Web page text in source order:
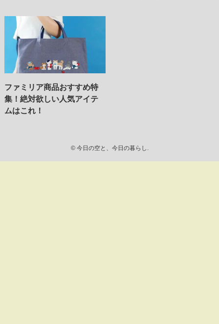
ファミリア商品おすすめ特
集！絶対欲しい人気アイテ
ムはこれ！
©今日の空と、今日の暮らし.